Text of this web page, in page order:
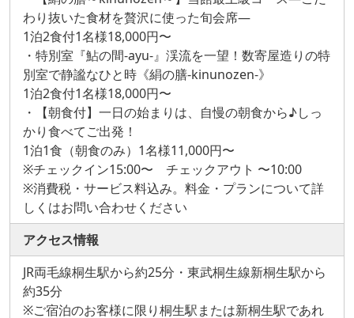
わり抜いた食材を贅沢に使った旬会席―
1泊2食付1名様18,000円〜
・特別室『鮎の間-ayu-』渓流を一望！数寄屋造りの特
別室で静謐なひと時《絹の膳-kinunozen-》
1泊2食付1名様18,000円〜
・【朝食付】一日の始まりは、自慢の朝食から♪しっ
かり食べてご出発！
1泊1食（朝食のみ）1名様11,000円〜
※チェックイン15:00〜 チェックアウト 〜10:00
※消費税・サービス料込み。料金・プランについて詳
しくはお問い合わせください
アクセス情報
JR両毛線桐生駅から約25分・東武桐生線新桐生駅から
約35分
※ご宿泊のお客様に限り桐生駅または新桐生駅であれ